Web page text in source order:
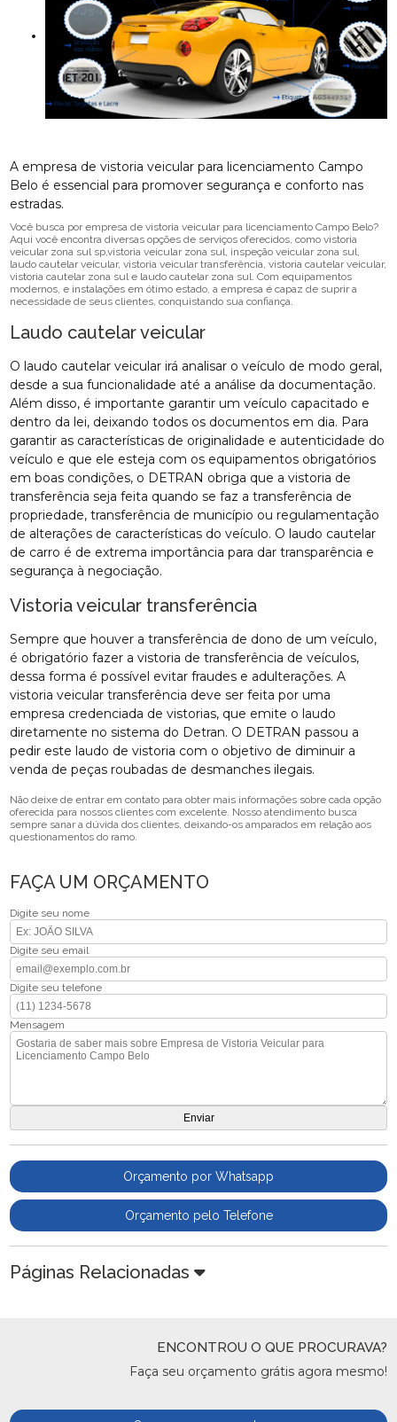
A empresa de vistoria veicular para licenciamento Campo
Belo é essencial para promover segurança e conforto nas
estradas.
Você busca por empresa de vistoria veicular para licenciamento Campo Belo?
Aqui você encontra diversas opções de serviços oferecidos, como vistoria
veicular zona sul sp,vistoria veicular zona sul, inspeção veicular zona sul,
laudo cautelar veicular, vistoria veicular transferência, vistoria cautelar veicular,
vistoria cautelar zona sul e laudo cautelar zona sul. Com equipamentos
modernos, e instalações em ótimo estado, a empresa é capaz de suprir a
necessidade de seus clientes, conquistando sua confiança.
Laudo cautelar veicular
O laudo cautelar veicular irá analisar o veículo de modo geral,
desde a sua funcionalidade até a análise da documentação.
Além disso, é importante garantir um veículo capacitado e
dentro da lei, deixando todos os documentos em dia. Para
garantir as características de originalidade e autenticidade do
veículo e que ele esteja com os equipamentos obrigatórios
em boas condições, o DETRAN obriga que a vistoria de
transferência seja feita quando se faz a transferência de
propriedade, transferência de município ou regulamentação
de alterações de características do veículo. O laudo cautelar
de carro é de extrema importância para dar transparência e
segurança à negociação.
Vistoria veicular transferência
Sempre que houver a transferência de dono de um veículo,
é obrigatório fazer a vistoria de transferência de veículos,
dessa forma é possível evitar fraudes e adulterações. A
vistoria veicular transferência deve ser feita por uma
empresa credenciada de vistorias, que emite o laudo
diretamente no sistema do Detran. O DETRAN passou a
pedir este laudo de vistoria com o objetivo de diminuir a
venda de peças roubadas de desmanches ilegais.
Não deixe de entrar em contato para obter mais informações sobre cada opção
oferecida para nossos clientes com excelente. Nosso atendimento busca
sempre sanar a dúvida dos clientes, deixando-os amparados em relação aos
questionamentos do ramo.
FAÇA UM ORÇAMENTO
Digite seu nome
Digite seu email
Digite seu telefone
Mensagem
Orçamento por Whatsapp
Orçamento pelo Telefone
Páginas Relacionadas
ENCONTROU O QUE PROCURAVA?
Faça seu orçamento grátis agora mesmo!